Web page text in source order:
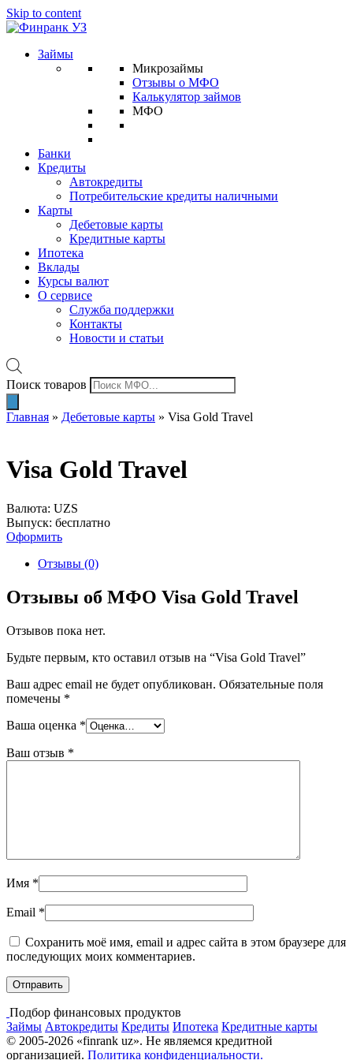
Skip to content
Займы
Микрозаймы
Отзывы о МФО
Калькулятор займов
МФО
Банки
Кредиты
Автокредиты
Потребительские кредиты наличными
Карты
Дебетовые карты
Кредитные карты
Ипотека
Вклады
Курсы валют
О сервисе
Служба поддержки
Контакты
Новости и статьи
Поиск товаров
Главная » Дебетовые карты » Visa Gold Travel
Visa Gold Travel
Валюта: UZS
Выпуск: бесплатно
Оформить
Отзывы (0)
Отзывы об МФО Visa Gold Travel
Отзывов пока нет.
Будьте первым, кто оставил отзыв на “Visa Gold Travel”
Ваш адрес email не будет опубликован. Обязательные поля
помечены *
Ваша оценка *
Ваш отзыв *
Имя *
Email *
Сохранить моё имя, email и адрес сайта в этом браузере для
последующих моих комментариев.
Подбор финансовых продуктов
Займы Автокредиты Кредиты Ипотека Кредитные карты
© 2005-2026 «finrank uz». Не являемся кредитной
организацией. Политика конфиденциальности.